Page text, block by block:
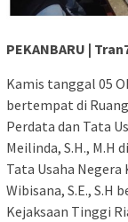
PEKANBARU |
Kamis tanggal 05
bertempat di
Perdata dan Tata
Meilinda, S.H.,
Tata Usaha Negera
Wibisana, S.E., S.H
Kejaksaan Tinggi